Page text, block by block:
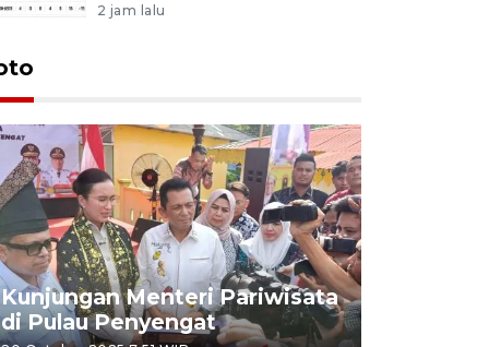
2 jam lalu
Kunjungan Menteri Pariwisata
di Pulau Penyengat